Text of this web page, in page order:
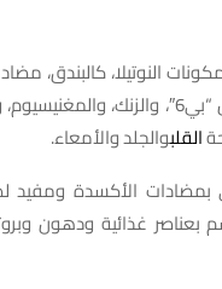
النوتيلا، كالبندق،
وبعض الفيتامينات مثل “بي6″، والزنك،
القلبوالجلد والأمعاء.
بمضادات الأكسدة ومفيد
بعناصر غذائية ودهون